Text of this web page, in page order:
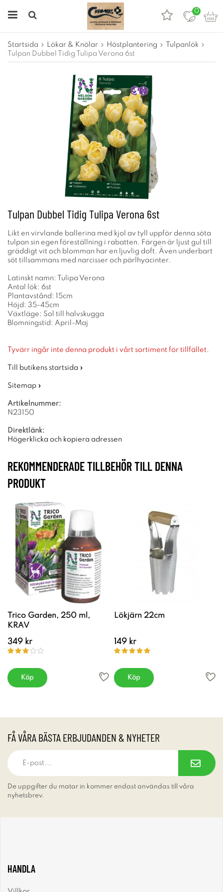
0
Startsida Lökar & Knölar Höstplantering
Tulpanlök
Tulpan Dubbel Tidig Tulipa Verona 6st
Tulpan Dubbel Tidig Tulipa Verona 6st
Likt en virvlande ballerina med kjol av tyll uppför denna söta
tulpan sin egen föreställning i rabatten. Färgen är ljust gul till
gräddigt vit och blomman har en ljuvlig doft. Även underbart
söt tillsammans med narcisser och pärlhyacinter.
Latinskt namn: Tulipa Verona
Antal lök: 6st
Plantavstånd: 15cm
Höjd: 35-45cm
Växtläge: Sol till halvskugga
Blomningstid: April-Maj
Tyvärr ingår inte denna produkt i vårt sortiment för tillfället.
Till butikens startsida »
Sitemap »
Artikelnummer:
N23150
Direktlänk:
Högerklicka och kopiera adressen
REKOMMENDERADE TILLBEHÖR TILL DENNA
PRODUKT
Trico Garden, 250 ml,
KRAV
349 kr
Köp
Lökjärn 22cm
149 kr
Köp
FÅ VÅRA BÄSTA ERBJUDANDEN & NYHETER
De uppgifter du matar in kommer endast användas till våra
nyhetsbrev.
HANDLA